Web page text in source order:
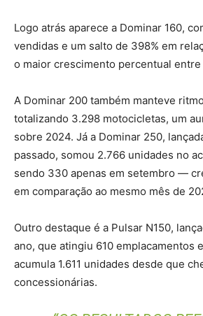
Logo atrás aparece a Dominar 160,
vendidas e um salto de 398% em
o maior crescimento percentual
A Dominar 200 também manteve
totalizando 3.298 motocicletas, um
sobre 2024. Já a Dominar 250,
passado, somou 2.766 unidades no
sendo 330 apenas em setembro —
em comparação ao mesmo mês de
Outro destaque é a Pulsar N150,
ano, que atingiu 610 emplacamentos
acumula 1.611 unidades desde que
concessionárias.